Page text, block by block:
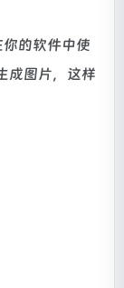
的软件中使
成图片，这样